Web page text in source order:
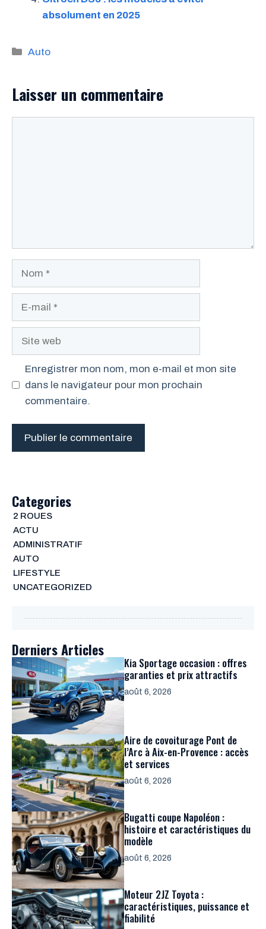
absolument en 2025
Catégories
Auto
Laisser un commentaire
Enregistrer mon nom, mon e-mail et mon site
dans le navigateur pour mon prochain
commentaire.
Categories
2 ROUES
ACTU
ADMINISTRATIF
AUTO
LIFESTYLE
UNCATEGORIZED
Derniers Articles
Kia Sportage occasion : offres
garanties et prix attractifs
août 6, 2026
Aire de covoiturage Pont de
l’Arc à Aix-en-Provence : accès
et services
août 6, 2026
Bugatti coupe Napoléon :
histoire et caractéristiques du
modèle
août 6, 2026
Moteur 2JZ Toyota :
caractéristiques, puissance et
fiabilité